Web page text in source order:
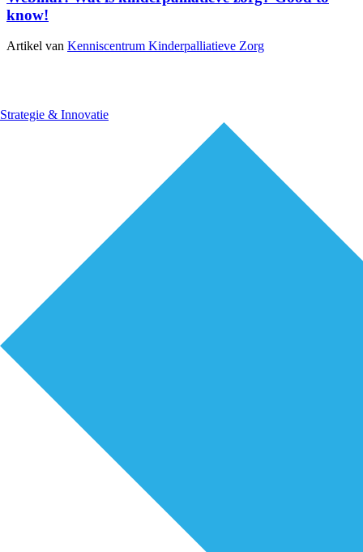
Strategie & Innovatie
know!
Artikel van Kenniscentrum Kinderpalliatieve Zorg